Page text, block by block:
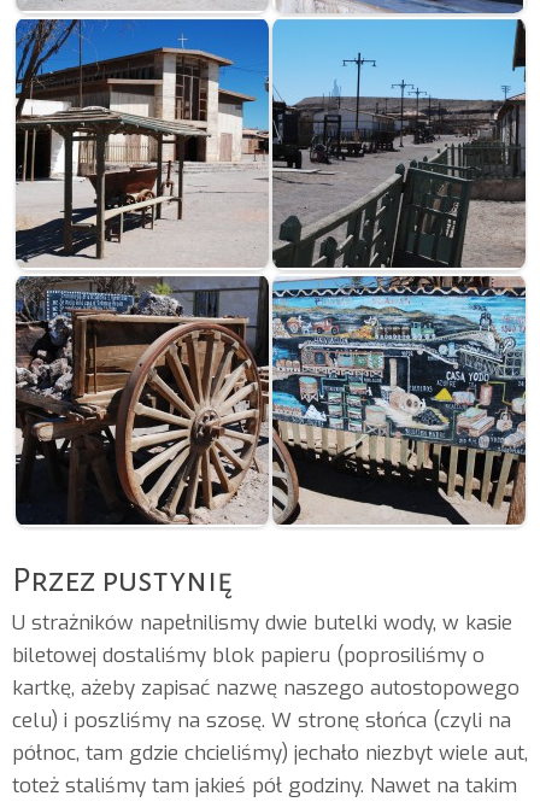
Przez pustynię
U strażników napełnilismy dwie butelki wody, w kasie
biletowej dostaliśmy blok papieru (poprosiliśmy o
kartkę, ażeby zapisać nazwę naszego autostopowego
celu) i poszliśmy na szosę. W stronę słońca (czyli na
północ, tam gdzie chcieliśmy) jechało niezbyt wiele aut,
toteż staliśmy tam jakieś pół godziny. Nawet na takim